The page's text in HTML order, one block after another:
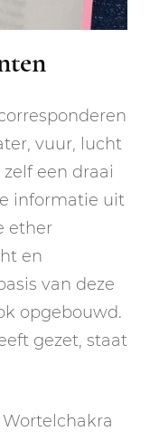
vuur, lucht
een draai
informatie uit
ether
en
van deze
opgebouwd.
gezet, staat
Wortelchakra